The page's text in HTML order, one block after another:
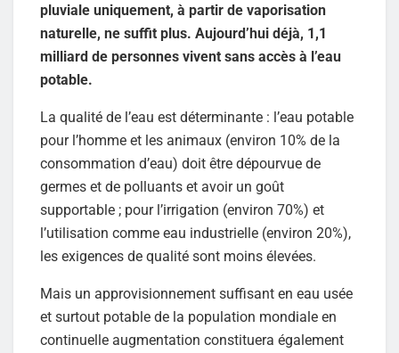
pluviale uniquement, à partir de vaporisation
naturelle, ne suffit plus. Aujourd’hui déjà, 1,1
milliard de personnes vivent sans accès à l’eau
potable.
La qualité de l’eau est déterminante : l’eau potable
pour l’homme et les animaux (environ 10% de la
consommation d’eau) doit être dépourvue de
germes et de polluants et avoir un goût
supportable ; pour l’irrigation (environ 70%) et
l’utilisation comme eau industrielle (environ 20%),
les exigences de qualité sont moins élevées.
Mais un approvisionnement suffisant en eau usée
et surtout potable de la population mondiale en
continuelle augmentation constituera également